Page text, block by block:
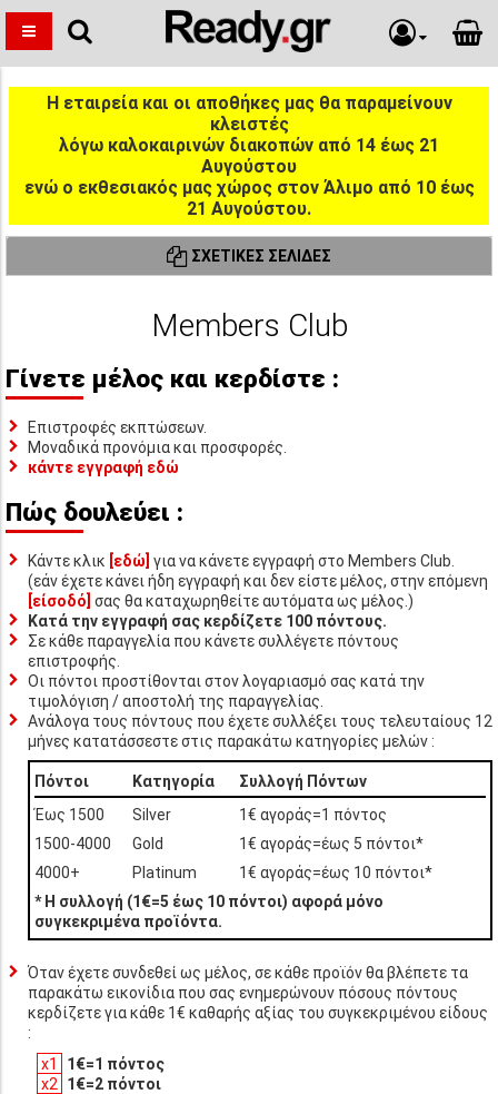
Η εταιρεία και οι αποθήκες μας θα παραμείνουν
κλειστές
λόγω καλοκαιρινών διακοπών από 14 έως 21
Αυγούστου
ενώ ο εκθεσιακός μας χώρος στον Άλιμο από 10 έως
21 Αυγούστου.
ΣΧΕΤΙΚΈΣ ΣΕΛΊΔΕΣ
Members Club
Γίνετε μέλος και κερδίστε :
Επιστροφές εκπτώσεων.
Μοναδικά προνόμια και προσφορές.
κάντε εγγραφή εδώ
Πώς δουλεύει :
Κάντε κλικ [εδώ] για να κάνετε εγγραφή στο Members Club.
(εάν έχετε κάνει ήδη εγγραφή και δεν είστε μέλος, στην επόμενη
[είσοδό] σας θα καταχωρηθείτε αυτόματα ως μέλος.)
Κατά την εγγραφή σας κερδίζετε 100 πόντους.
Σε κάθε παραγγελία που κάνετε συλλέγετε πόντους
επιστροφής.
Οι πόντοι προστίθονται στον λογαριασμό σας κατά την
τιμολόγιση / αποστολή της παραγγελίας.
Ανάλογα τους πόντους που έχετε συλλέξει τους τελευταίους 12
μήνες κατατάσσεστε στις παρακάτω κατηγορίες μελών :
Πόντοι Κατηγορία
Συλλογή Πόντων
Έως 1500
Silver
1€ αγοράς=1 πόντος
1500-4000
Gold
1€ αγοράς=έως 5 πόντοι*
4000+
Platinum
1€ αγοράς=έως 10 πόντοι*
* Η συλλογή (1€=5 έως 10 πόντοι) αφορά μόνο
συγκεκριμένα προϊόντα.
Όταν έχετε συνδεθεί ως μέλος, σε κάθε προϊόν θα βλέπετε τα
παρακάτω εικονίδια που σας ενημερώνουν πόσους πόντους
κερδίζετε για κάθε 1€ καθαρής αξίας του συγκεκριμένου είδους
:
x1
1€=1 πόντος
x2
1€=2 πόντοι